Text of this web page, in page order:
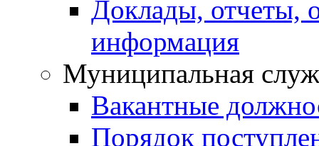
Доклады, отчеты,
информация
Муниципальная
Вакантные
Порядок